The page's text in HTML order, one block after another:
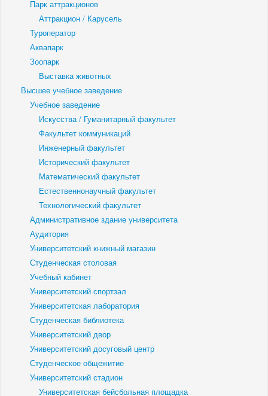
Парк аттракционов
Аттракцион / Карусель
Туроператор
Аквапарк
Зоопарк
Выставка животных
Высшее учебное заведение
Учебное заведение
Искусства / Гуманитарный факультет
Факультет коммуникаций
Инженерный факультет
Исторический факультет
Математический факультет
Естественнонаучный факультет
Технологический факультет
Административное здание университета
Аудитория
Университетский книжный магазин
Студенческая столовая
Учебный кабинет
Университетский спортзал
Университетская лаборатория
Студенческая библиотека
Университетский двор
Университетский досуговый центр
Студенческое общежитие
Университетский стадион
Университетская бейсбольная площадка